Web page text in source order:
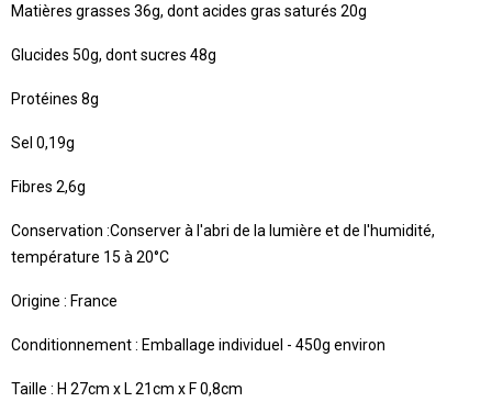
Matières grasses 36g, dont acides gras saturés 20g
Glucides 50g, dont sucres 48g
Protéines 8g
Sel 0,19g
Fibres 2,6g
Conservation :Conserver à l'abri de la lumière et de l'humidité,
température 15 à 20°C
Origine : France
Conditionnement : Emballage individuel - 450g environ
Taille : H 27cm x L 21cm x F 0,8cm